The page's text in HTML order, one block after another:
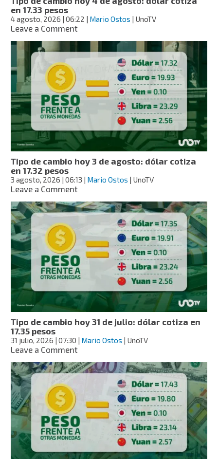
en 17.33 pesos
4 agosto, 2026 | 06:22 Mario Ostos | UnoTV
Leave a Commenton
cambio
de
agosto:
dólar
cotiza
17.33
pesos
Tipo de cambio hoy 3 de agosto: dólar cotiza
en 17.32 pesos
3 agosto, 2026 | 06:13 | Mario Ostos | UnoTV
Leave a Commenton
de
cambio
hoy
de
agosto:
dólar
cotiza
17.32
pesos
Tipo de cambio hoy 31 de julio: dólar cotiza en
17.35 pesos
31 julio, 2026 | 07:30 | Mario Ostos | UnoTV
Leave a Commenton
de
de
julio:
dólar
cotiza
17.35